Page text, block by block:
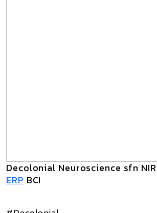
Decolonial Neuroscience sfn
ERP BCI